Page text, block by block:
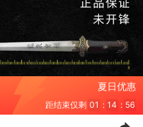
夏日优惠
距结束仅剩 01 : 14 : 54